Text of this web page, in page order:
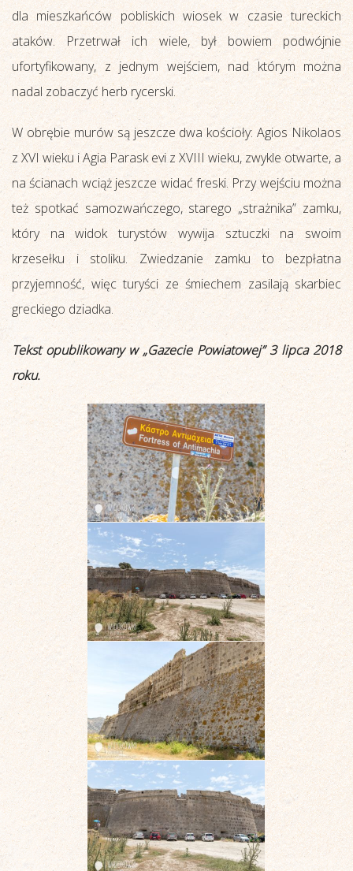
dla mieszkańców pobliskich wiosek w czasie tureckich
ataków. Przetrwał ich wiele, był bowiem podwójnie
ufortyfikowany, z jednym wejściem, nad którym można
nadal zobaczyć herb rycerski.
W obrębie murów są jeszcze dwa kościoły: Agios Nikolaos
z XVI wieku i Agia Parask evi z XVIII wieku, zwykle otwarte, a
na ścianach wciąż jeszcze widać freski. Przy wejściu można
też spotkać samozwańczego, starego „strażnika” zamku,
który na widok turystów wywija sztuczki na swoim
krzesełku i stoliku. Zwiedzanie zamku to bezpłatna
przyjemność, więc turyści ze śmiechem zasilają skarbiec
greckiego dziadka.
Tekst opublikowany w „Gazecie Powiatowej” 3 lipca 2018
roku.